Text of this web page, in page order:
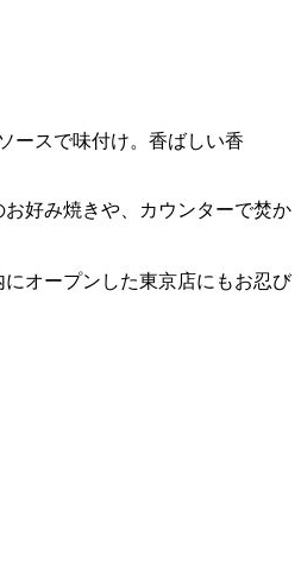
ースで味付け。香ばしい香
好み焼きや、カウンターで焚か
オープンした東京店にもお忍び